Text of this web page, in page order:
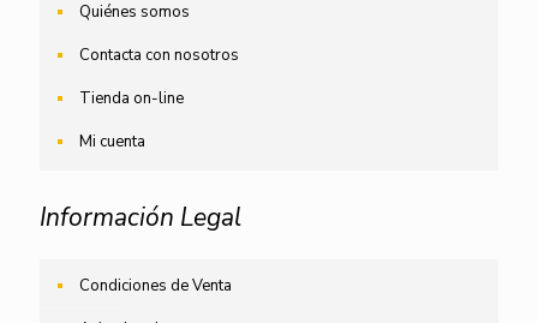
Quiénes somos
Contacta con nosotros
Tienda on-line
Mi cuenta
Información Legal
Condiciones de Venta